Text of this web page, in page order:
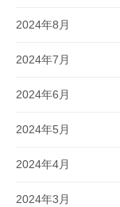
2024年8月
2024年7月
2024年6月
2024年5月
2024年4月
2024年3月